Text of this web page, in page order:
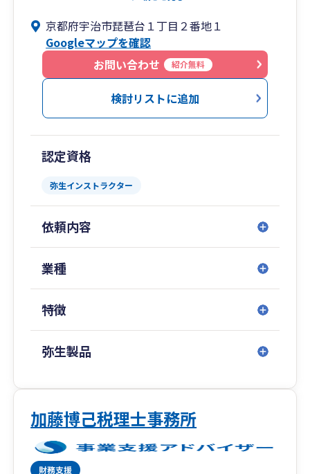
京都府宇治市琵琶台１丁目２番地１
Googleマップを確認
お問い合わせ
紹介無料
検討リストに追加
認定資格
弥生インストラクター
依頼内容
業種
特徴
弥生製品
加藤博己税理士事務所